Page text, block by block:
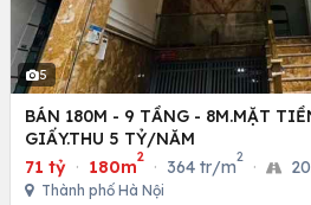
5
BÁN 180M - 9 TẦNG - 8M.MẶT
GIẤY.THU 5 TỶ/NĂM
71 tỷ · 180m
2
· 364 tr/m
2
·
Thành phố Hà Nội